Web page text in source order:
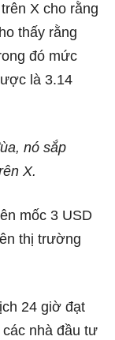
X cho rằng
thấy rằng
đó mức
là 3.14
nó sắp
X.
mốc 3 USD
thị trường
24 giờ đạt
nhà đầu tư